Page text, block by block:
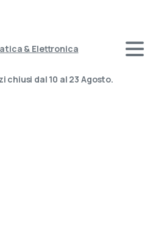
& Elettronica
chiusi dal 10 al 23 Agosto.